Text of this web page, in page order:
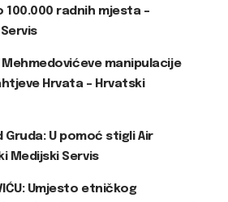
100.000 radnih mjesta –
Mehmedovićeve manipulacije
Hrvata – Hrvatski
Gruda: U pomoć stigli Air
Medijski Servis
Umjesto etničkog